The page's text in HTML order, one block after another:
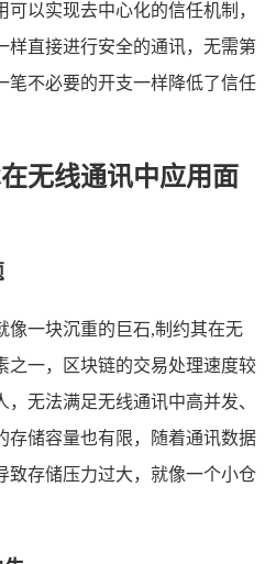
以实现去中心化的信任机制，
样直接进行安全的通讯，无需第
笔不必要的开支一样降低了信任
无线通讯中应用面
像一块沉重的巨石,制约其在无
之一，区块链的交易处理速度较
无法满足无线通讯中高并发、
存储容量也有限，随着通讯数据
致存储压力过大，就像一个小仓